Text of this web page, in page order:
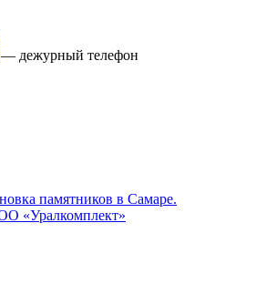
— дежурный телефон